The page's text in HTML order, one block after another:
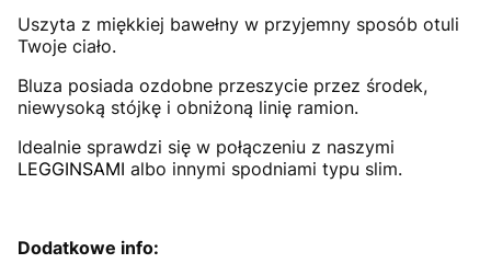
Uszyta z miękkiej bawełny w przyjemny sposób otuli
Twoje ciało.
Bluza posiada ozdobne przeszycie przez środek,
niewysoką stójkę i obniżoną linię ramion.
Idealnie sprawdzi się w połączeniu z naszymi
LEGGINSAMI albo innymi spodniami typu slim.
Dodatkowe info: